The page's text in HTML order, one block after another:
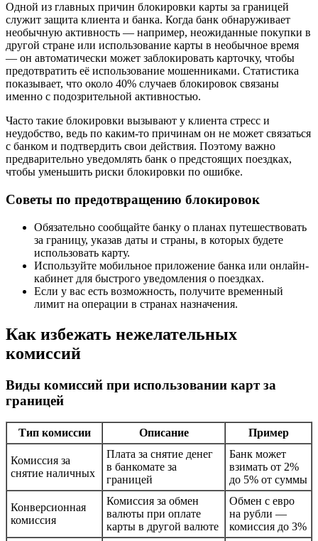
Одной из главных причин блокировки карты за границей
служит защита клиента и банка. Когда банк обнаруживает
необычную активность — например, неожиданные покупки в
другой стране или использование карты в необычное время
— он автоматически может заблокировать карточку, чтобы
предотвратить её использование мошенниками. Статистика
показывает, что около 40% случаев блокировок связаны
именно с подозрительной активностью.
Часто такие блокировки вызывают у клиента стресс и
неудобство, ведь по каким-то причинам он не может связаться
с банком и подтвердить свои действия. Поэтому важно
предварительно уведомлять банк о предстоящих поездках,
чтобы уменьшить риски блокировки по ошибке.
Советы по предотвращению блокировок
Обязательно сообщайте банку о планах путешествовать
за границу, указав даты и страны, в которых будете
использовать карту.
Используйте мобильное приложение банка или онлайн-
кабинет для быстрого уведомления о поездках.
Если у вас есть возможность, получите временный
лимит на операции в странах назначения.
Как избежать нежелательных
комиссий
Виды комиссий при использовании карт за
границей
Тип комиссии Описание Пример
Комиссия за
снятие наличных
Плата за снятие денег
в банкомате за
границей
Банк может
взимать от 2%
до 5% от суммы
Конверсионная
комиссия
Комиссия за обмен
валюты при оплате
карты в другой валюте
Обмен с евро
на рубли —
комиссия до 3%